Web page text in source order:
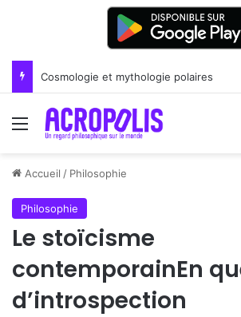
Cosmologie et mythologie polaires
Menu
Accueil / Philosophie
Philosophie
Le stoïcisme
contemporainEn
d’introspection